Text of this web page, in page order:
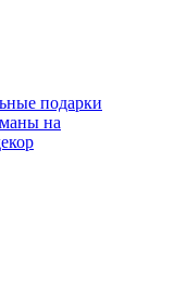
подарки
на